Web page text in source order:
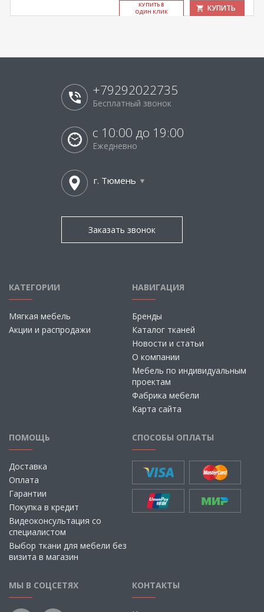
КУ­ПИТЬ В
ОДИН КЛИК
КУПИТЬ
+79292022735
Бесплатный звонок
с 10:00 до 19:00
Ежедневно
г. Тюмень
Заказать звонок
КАТЕГОРИИ
Мягкая мебель
Акции и распродажи
НАВИГАЦИЯ
Бренды
Каталог тканей
Новости и статьи
О компании
Мебель по индивидуальным
проектам
Фабрика мебели
Карта сайта
ПОМОЩЬ
Доставка
Оплата
Гарантии
Покупка в кредит
Видеоконсультация со
специалистом
Выбор ткани для мебели без
визита в магазин
СПОСОБЫ ОПЛАТЫ
МЫ В СОЦСЕТЯХ КОНТАКТЫ